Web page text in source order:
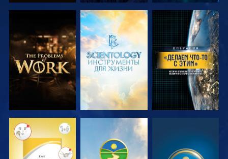
СМОТРЕТЬ
ПЕРЕДАЧИ
СМОТРЕТЬ
ПЕРЕДАЧИ
СМОТРЕТЬ
СМОТРЕТЬ СМОТРЕТЬ СМОТРЕТЬ